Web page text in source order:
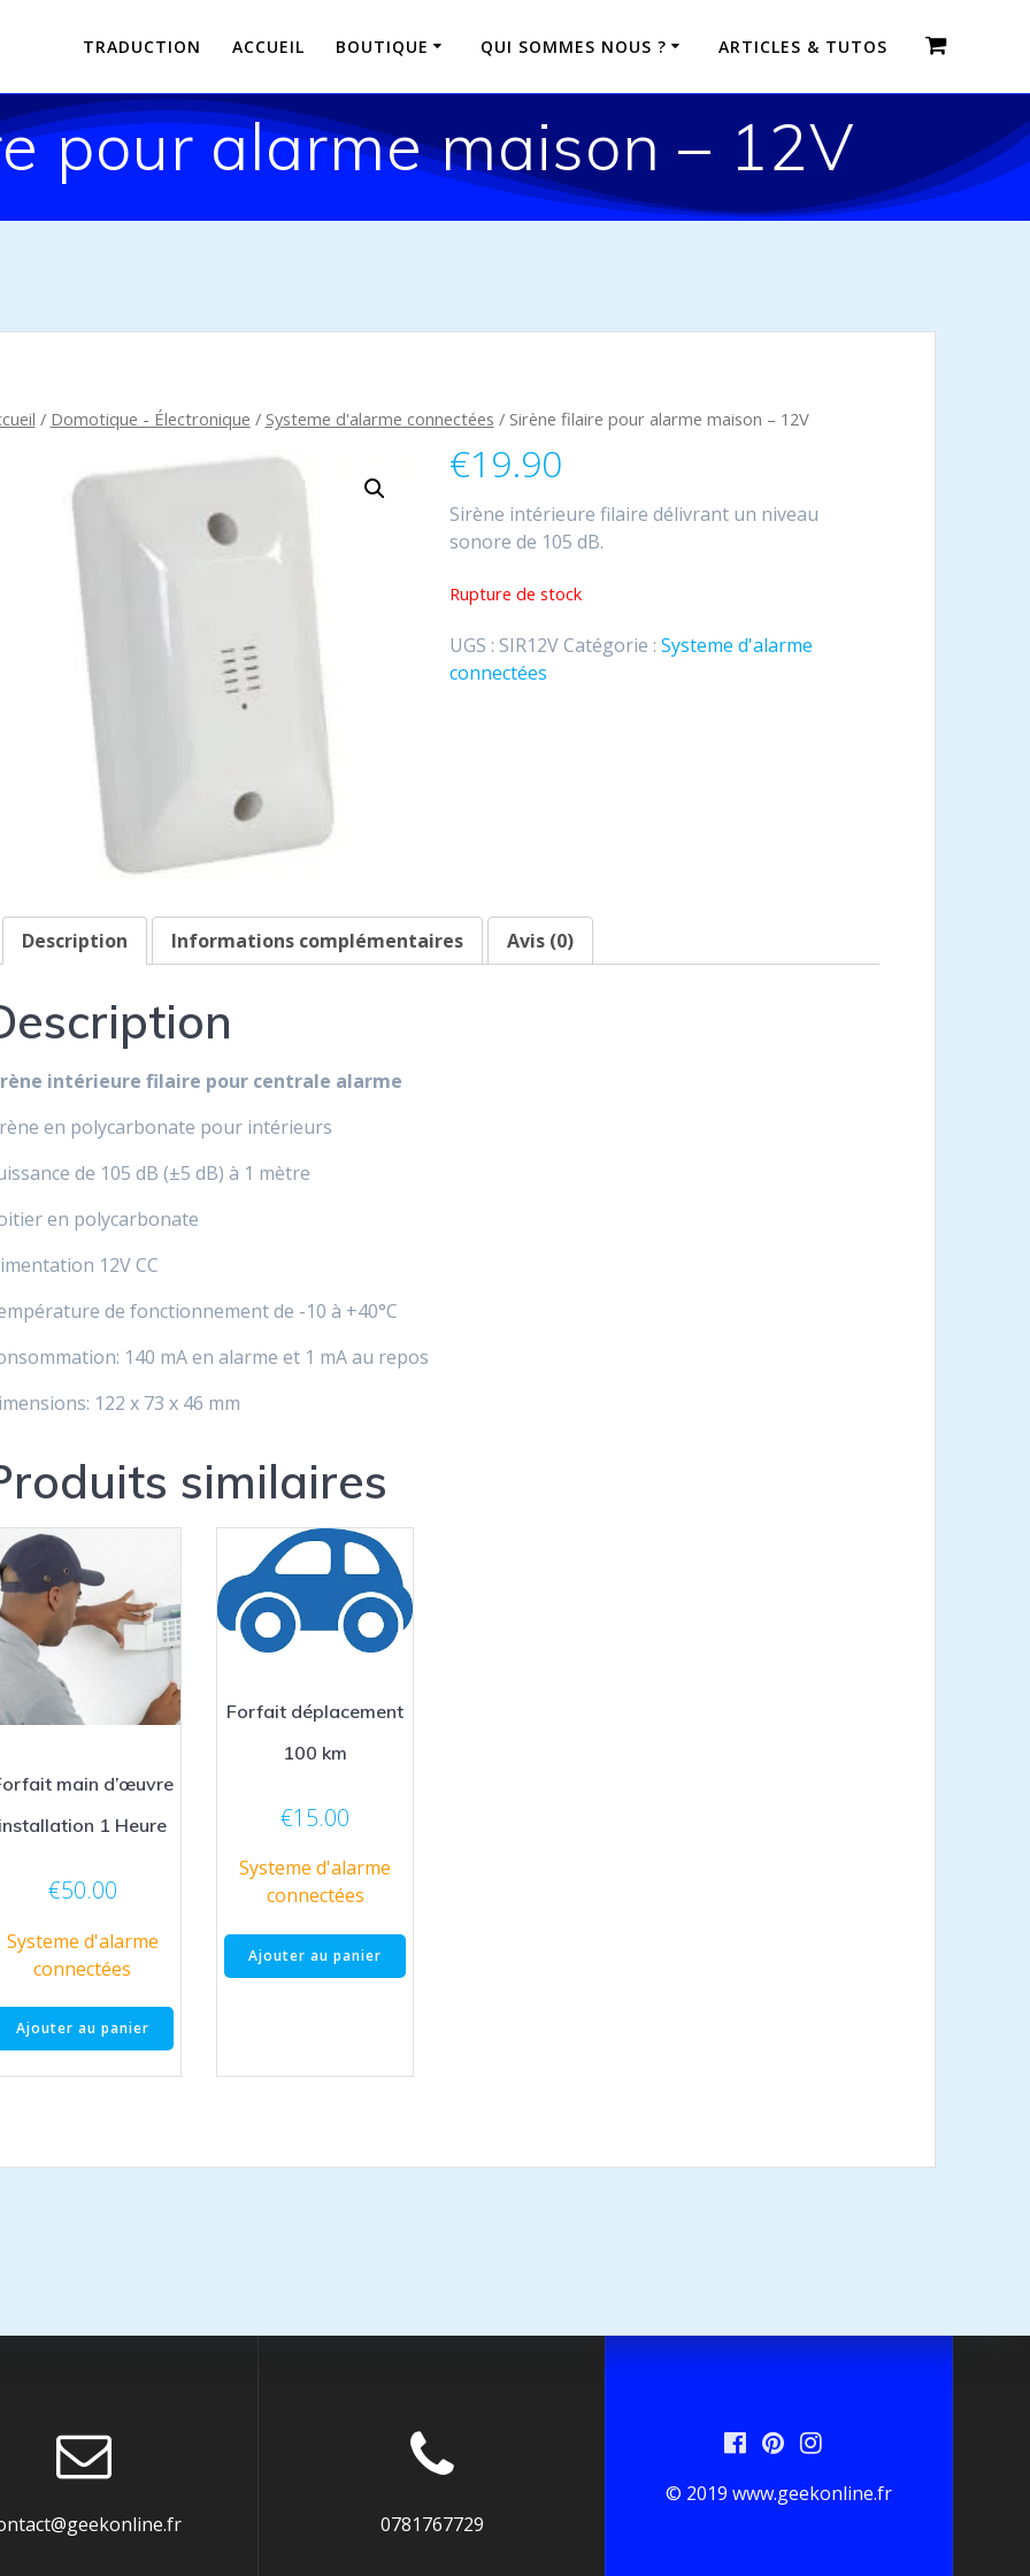
TRADUCTION ACCUEIL BOUTIQUE QUI SOMMES NOUS ? ARTICLES & TUTOS
pour alarme maison – 12V
/ Domotique - Électronique / Systeme d'alarme connectées / Sirène filaire pour alarme maison – 12V
€19.90
Sirène intérieure filaire délivrant un niveau
sonore de 105 dB.
Rupture de stock
UGS : SIR12VCatégorie : Systeme d'alarme
connectées
Description Informations complémentaires Avis (0)
intérieure filaire pour centrale alarme
en polycarbonate pour intérieurs
de 105 dB (±5 dB) à 1 mètre
en polycarbonate
12V CC
de fonctionnement de -10 à +40°C
140 mA en alarme et 1 mA au repos
122 x 73 x 46 mm
similaires
main d’œuvre
installation 1 Heure
€50.00
Systeme d'alarme
connectées
Ajouter au panier
Forfait déplacement
100 km
€15.00
Systeme d'alarme
connectées
Ajouter au panier
0781767729
© 2019 www.geekonline.fr